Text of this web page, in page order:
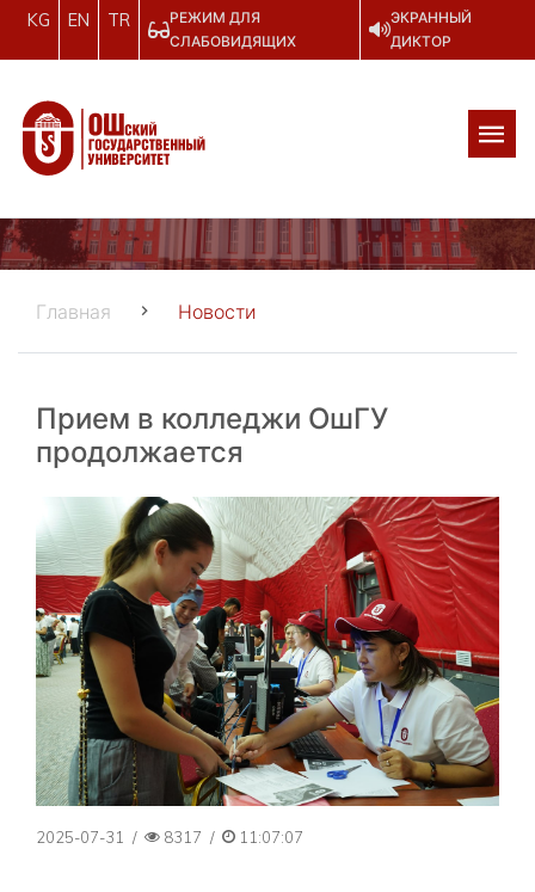
KG EN TR
РЕЖИМ ДЛЯ
СЛАБОВИДЯЩИХ
ЭКРАННЫЙ
ДИКТОР
Главная Новости
Прием в колледжи ОшГУ
продолжается
2025-07-31 / 8317 / 11:07:07